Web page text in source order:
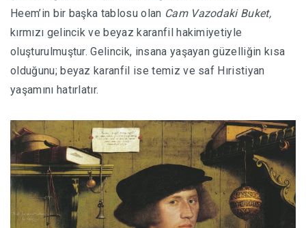
Heem’in bir başka tablosu olan Cam Vazodaki Buket,
kırmızı gelincik ve beyaz karanfil hakimiyetiyle
oluşturulmuştur. Gelincik, insana yaşayan güzelliğin kısa
olduğunu; beyaz karanfil ise temiz ve saf Hıristiyan
yaşamını hatırlatır.